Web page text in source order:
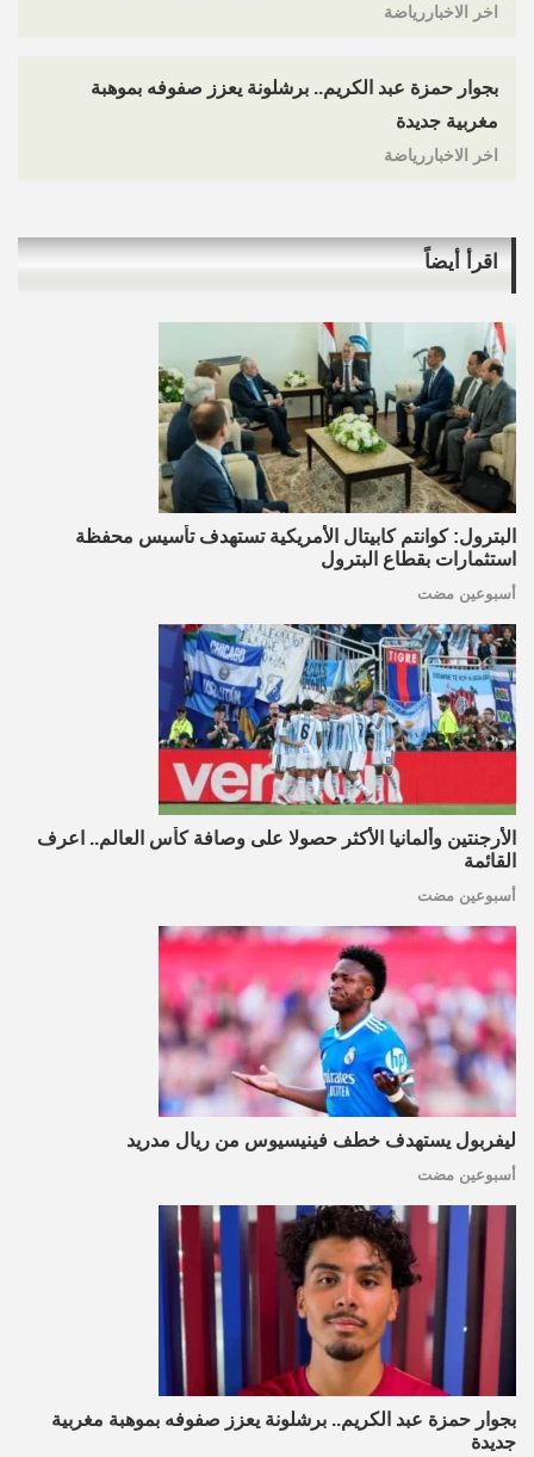
اخر الاخباررياضة
بجوار حمزة عبد الكريم.. برشلونة يعزز صفوفه بموهبة
مغربية جديدة
اخر الاخباررياضة
اقرأ أيضاً
البترول: كوانتم كابيتال الأمريكية تستهدف تأسيس محفظة
استثمارات بقطاع البترول
أسبوعين مضت
الأرجنتين وألمانيا الأكثر حصولا على وصافة كأس العالم.. اعرف
القائمة
أسبوعين مضت
ليفربول يستهدف خطف فينيسيوس من ريال مدريد
أسبوعين مضت
بجوار حمزة عبد الكريم.. برشلونة يعزز صفوفه بموهبة مغربية
جديدة